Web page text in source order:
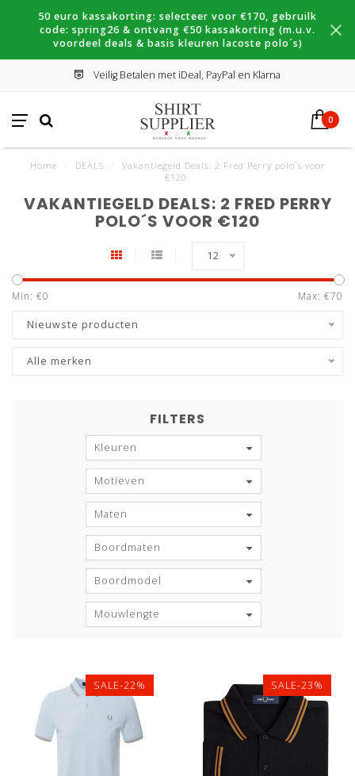
50 euro kassakorting: selecteer voor €170, gebruilk
code: spring26 & ontvang €50 kassakorting (m.u.v.
voordeel deals & basis kleuren lacoste polo´s)
Veilig Betalen met iDeal, PayPal en Klarna
0
Home DEALS
Vakantiegeld Deals: 2 Fred Perry polo´s voor
€120
VAKANTIEGELD DEALS: 2 FRED PERRY
POLO´S VOOR €120
12
Min: €0 Max: €70
Nieuwste producten
Alle merken
FILTERS
Kleuren
Motieven
Maten
Boordmaten
Boordmodel
Mouwlengte
SALE-22% SALE-23%